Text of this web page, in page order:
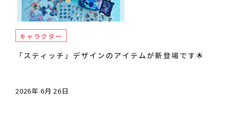
キャラクター
「スティッチ」デザインのアイテムが新登場です🌟
2026年 6月 26日